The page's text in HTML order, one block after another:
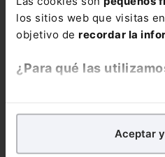
los sitios web que visitas
objetivo de recordar la
¿Para qué las
analíticospara tratar de
nuestra página web.
para poder mostrarte
Aceptar
Infografía Jubilación en 2024
poder acceder a la jubilación